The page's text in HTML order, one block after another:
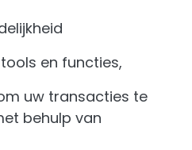
en functies,
uw transacties te
behulp van